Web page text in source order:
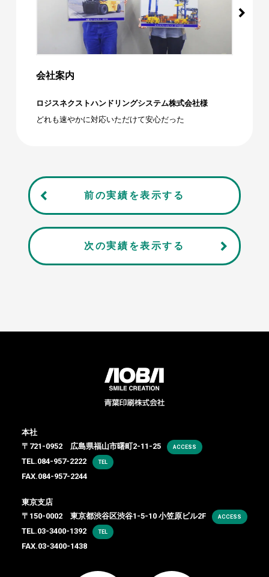
会社案内
ロジスネクストハンドリングシステム株式会社様
どれも速やかに対応いただけて安心だった
前の実績を表示する
次の実績を表示する
本社
〒721-0952 広島県福山市曙町2-11-25
ACCESS
TEL.084-957-2222 TEL
FAX.084-957-2244
東京支店
〒150-0002 東京都渋谷区渋谷1-5-10 小笠原ビル2F
ACCESS
TEL.03-3400-1392 TEL
FAX.03-3400-1438